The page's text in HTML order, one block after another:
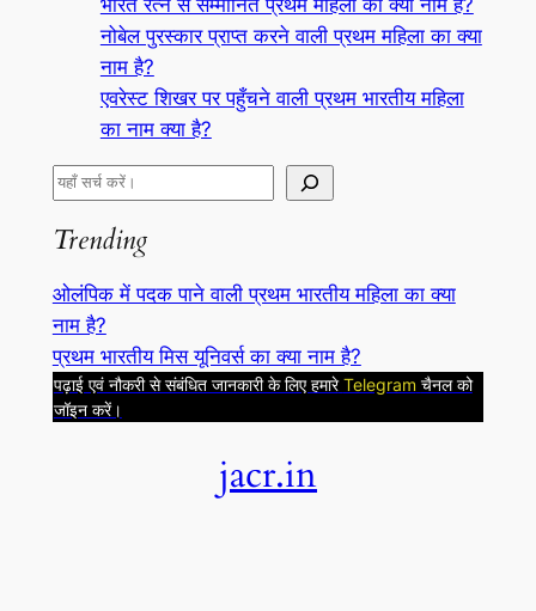
नोबेल पुरस्कार प्राप्त करने वाली प्रथम महिला का क्या
नाम है?
एवरेस्ट शिखर पर पहुँचने वाली प्रथम भारतीय महिला
का नाम क्या है?
S
a
c
h
Trending
ओलंपिक में पदक पाने वाली प्रथम भारतीय महिला का क्या
नाम है?
प्रथम भारतीय मिस यूनिवर्स का क्या नाम है?
पढ़ाई एवं नौकरी से संबंधित जानकारी के लिए हमारे Telegram चैनल को
जॉइन करें।
jacr.in